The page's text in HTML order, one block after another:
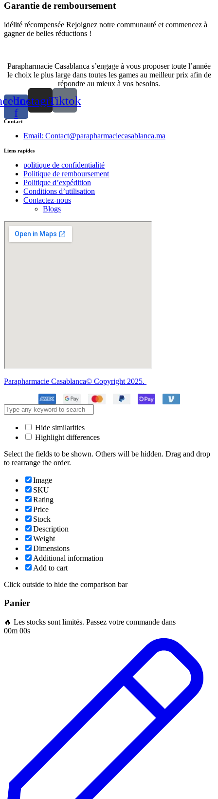
Garantie de remboursement
idélité récompensée Rejoignez notre communauté et commencez à
gagner de belles réductions !
Parapharmacie Casablanca s’engage à vous proposer toute l’année
le choix le plus large dans toutes les games au meilleur prix afin de
répondre au mieux à vos besoins.
f
InstagramTiktok
Contact
Email: Contact@parapharmaciecasablanca.ma
Liens rapides
politique de confidentialité
Politique de remboursement
Politique d’expédition
Conditions d’utilisation
Contactez-nous
Blogs
Parapharmacie Casablanca© Copyright 2025.
Hide similarities
Highlight differences
Select the fields to be shown. Others will be hidden. Drag and drop
to rearrange the order.
Image
SKU
Rating
Price
Stock
Description
Weight
Dimensions
Additional information
Add to cart
Click outside to hide the comparison bar
Panier
🔥 Les stocks sont limités. Passez votre commande dans
00m 00s